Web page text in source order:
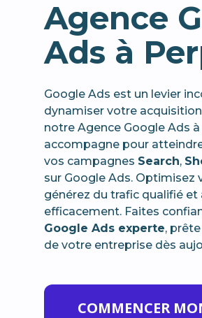
Agence
Ads à
Google Ads est un levier
dynamiser votre
notre Agence Google Ads
accompagne pour
vos campagnes Search,
sur Google Ads. Optimisez
générez du trafic qualifié et
efficacement. Faites
Google Ads experte,
de votre entreprise dès
COMMENCER